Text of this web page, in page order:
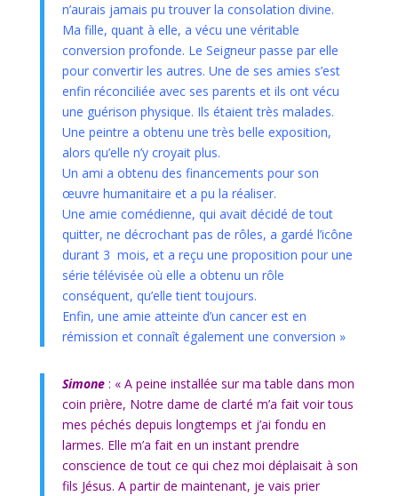
n’aurais jamais pu trouver la consolation divine.
Ma fille, quant à elle, a vécu une véritable
conversion profonde. Le Seigneur passe par elle
pour convertir les autres. Une de ses amies s’est
enfin réconciliée avec ses parents et ils ont vécu
une guérison physique. Ils étaient très malades.
Une peintre a obtenu une très belle exposition,
alors qu’elle n’y croyait plus.
Un ami a obtenu des financements pour son
œuvre humanitaire et a pu la réaliser.
Une amie comédienne, qui avait décidé de tout
quitter, ne décrochant pas de rôles, a gardé l’icône
durant 3 mois, et a reçu une proposition pour une
série télévisée où elle a obtenu un rôle
conséquent, qu’elle tient toujours.
Enfin, une amie atteinte d’un cancer est en
rémission et connaît également une conversion »
Simone: « A peine installée sur ma table dans mon
coin prière, Notre dame de clarté m’a fait voir tous
mes péchés depuis longtemps et j’ai fondu en
larmes. Elle m’a fait en un instant prendre
conscience de tout ce qui chez moi déplaisait à son
fils Jésus. A partir de maintenant, je vais prier